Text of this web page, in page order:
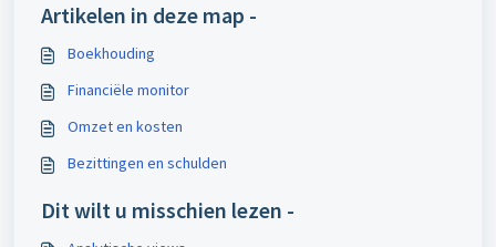
Artikelen in deze map -
Boekhouding
Financiële monitor
Omzet en kosten
Bezittingen en schulden
Dit wilt u misschien lezen -